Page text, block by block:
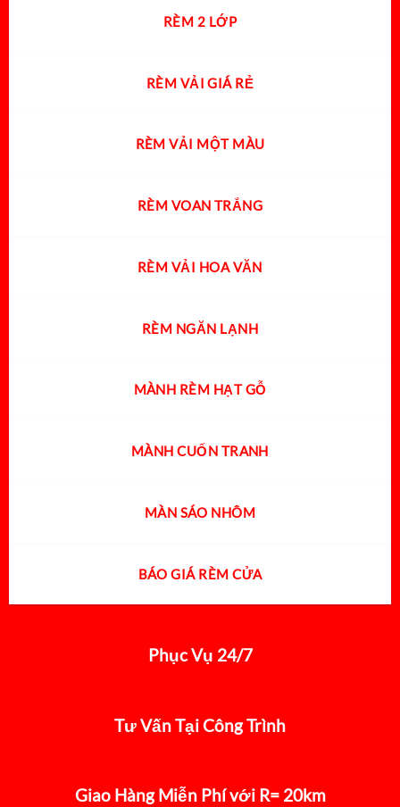
RÈM 2 LỚP
RÈM VẢI GIÁ RẺ
RÈM VẢI MỘT MÀU
RÈM VOAN TRẮNG
RÈM VẢI HOA VĂN
RÈM NGĂN LẠNH
MÀNH RÈM HẠT GỖ
MÀNH CUỐN TRANH
MÀN SÁO NHÔM
BÁO GIÁ RÈM CỬA
Phục Vụ 24/7
Tư Vấn Tại Công Trình
Giao Hàng Miễn Phí với R= 20km